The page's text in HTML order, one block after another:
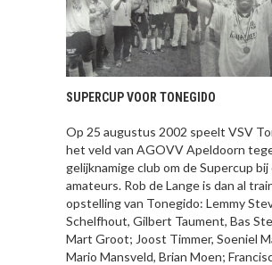
SUPERCUP VOOR TONEGIDO
Op 25 augustus 2002 speelt VSV
het veld van AGOVV Apeldoorn
gelijknamige club om de Supercup bij
amateurs. Rob de Lange is dan al
opstelling van Tonegido: Lemmy
Schelfhout, Gilbert Taument, Bas
Mart Groot; Joost Timmer, Soeniel
Mario Mansveld, Brian Moen;